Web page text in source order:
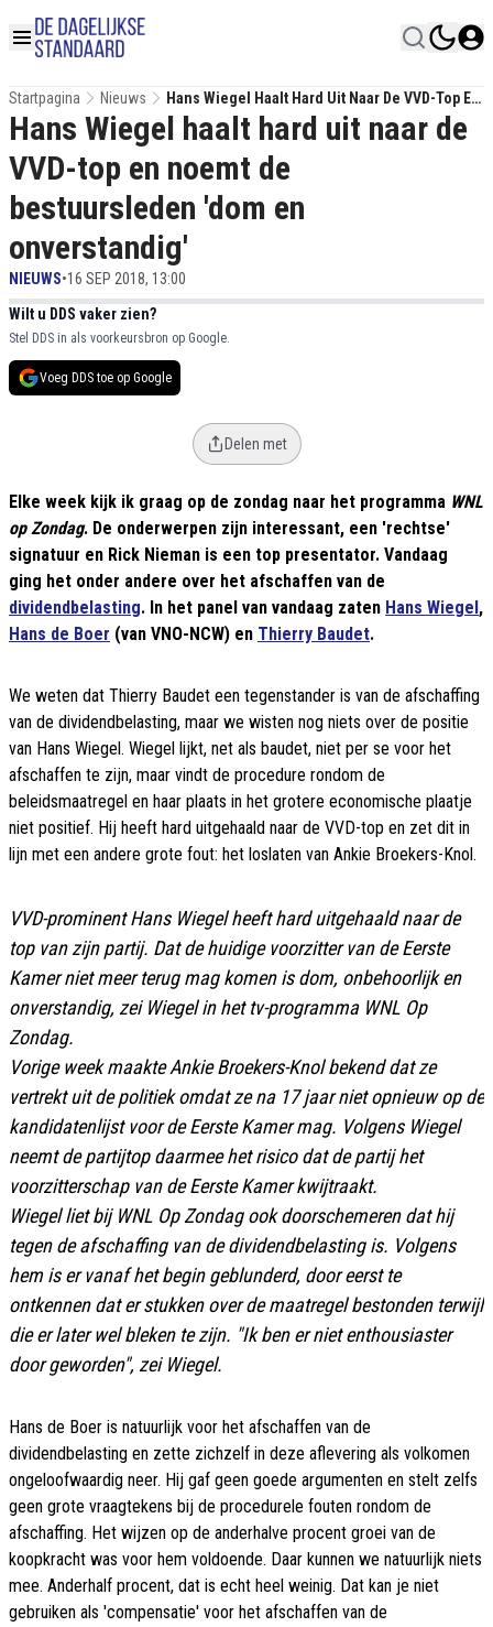
Startpagina Nieuws
Hans Wiegel Haalt Hard Uit Naar De VVD-Top En
Noemt De Bestuursleden 'dom En
Onverstandig'
Hans Wiegel haalt hard uit naar de
VVD-top en noemt de
bestuursleden 'dom en
onverstandig'
NIEUWS•16 SEP 2018, 13:00
Wilt u DDS vaker zien?
Stel DDS in als voorkeursbron op Google.
Voeg DDS toe op Google
Delen met
Elke week kijk ik graag op de zondag naar het programma WNL
op Zondag. De onderwerpen zijn interessant, een 'rechtse'
signatuur en Rick Nieman is een top presentator. Vandaag
ging het onder andere over het afschaffen van de
dividendbelasting. In het panel van vandaag zaten Hans Wiegel ,
Hans de Boer (van VNO-NCW) en Thierry Baudet.
We weten dat Thierry Baudet een tegenstander is van de afschaffing
van de dividendbelasting, maar we wisten nog niets over de positie
van Hans Wiegel. Wiegel lijkt, net als baudet, niet per se voor het
afschaffen te zijn, maar vindt de procedure rondom de
beleidsmaatregel en haar plaats in het grotere economische plaatje
niet positief. Hij heeft hard uitgehaald naar de VVD-top en zet dit in
lijn met een andere grote fout: het loslaten van Ankie Broekers-Knol.
VVD-prominent Hans Wiegel heeft hard uitgehaald naar de
top van zijn partij. Dat de huidige voorzitter van de Eerste
Kamer niet meer terug mag komen is dom, onbehoorlijk en
onverstandig, zei Wiegel in het tv-programma WNL Op
Zondag.
Vorige week maakte Ankie Broekers-Knol bekend dat ze
vertrekt uit de politiek omdat ze na 17 jaarniet opnieuwop de
kandidatenlijst voor de Eerste Kamer mag. Volgens Wiegel
neemt de partijtop daarmee het risico dat de partij het
voorzitterschap van de Eerste Kamer kwijtraakt.
Wiegel liet bij WNL Op Zondagook doorschemeren dat hij
tegen de afschaffing van de dividendbelasting is. Volgens
hem is er vanaf het begin geblunderd, door eerst te
ontkennen dat er stukken over de maatregel bestonden terwijl
die er later wel bleken te zijn. "Ik ben er niet enthousiaster
door geworden", zei Wiegel.
Hans de Boer is natuurlijk voor het afschaffen van de
dividendbelasting en zette zichzelf in deze aflevering als volkomen
ongeloofwaardig neer. Hij gaf geen goede argumenten en stelt zelfs
geen grote vraagtekens bij de procedurele fouten rondom de
afschaffing. Het wijzen op de anderhalve procent groei van de
koopkracht was voor hem voldoende. Daar kunnen we natuurlijk niets
mee. Anderhalf procent, dat is echt heel weinig. Dat kan je niet
gebruiken als 'compensatie' voor het afschaffen van de